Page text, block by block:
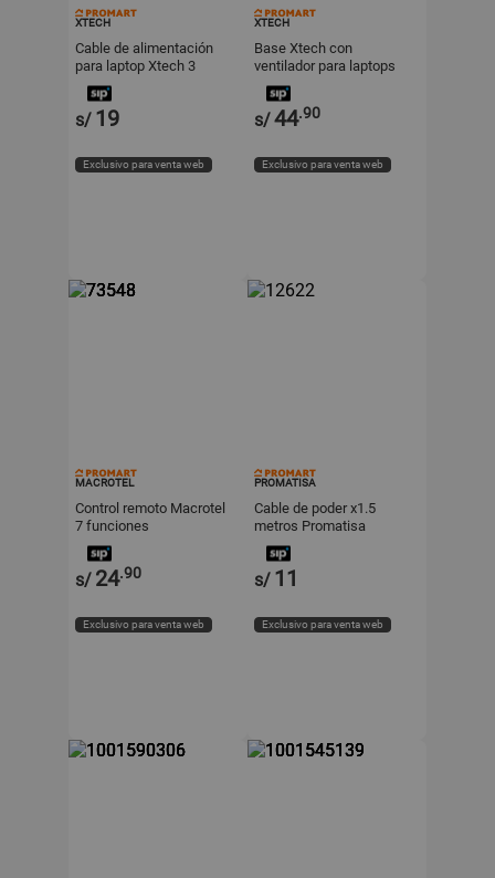
XTECH
Cable de alimentación
para laptop Xtech 3
ranuras
s/ 19
Exclusivo para venta web
XTECH
Base Xtech con
ventilador para laptops
Xta-150
s/44.90
Exclusivo para venta web
MACROTEL
Control remoto Macrotel
7 funciones
s/ 24.90
Exclusivo para venta web
PROMATISA
Cable de poder x1.5
metros Promatisa
s/ 11
Exclusivo para venta web